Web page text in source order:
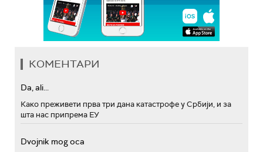
КОМЕНТАРИ
Da, ali...
Како преживети прва три дана катастрофе у Србији, и за
шта нас припрема ЕУ
Dvojnik mog oca